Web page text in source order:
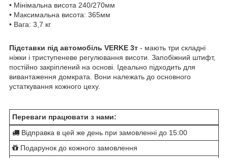
• Мінімальна висота 240/270мм
• Максимальна висота: 365мм
• Вага: 3,7 кг
Підставки під автомобіль VERKE 3т - мають три складні
ніжки і триступеневе регулювання висоти. Запобіжний штифт,
постійно закріплений на основі. Ідеально підходить для
вивантаження домкрата. Вони належать до основного
устаткування кожного цеху.
Переваги працювати з нами:
Відправка в цей же день при замовленні до 15:00
Подарунок до кожного замовлення